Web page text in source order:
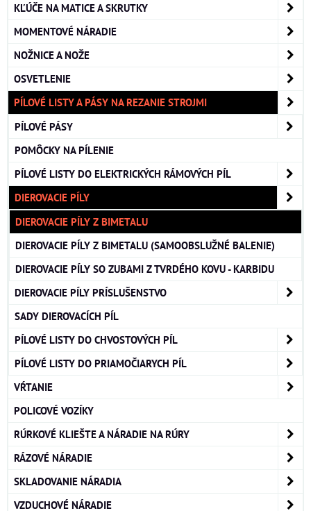
KĽÚČE NA MATICE A SKRUTKY
MOMENTOVÉ NÁRADIE
NOŽNICE A NOŽE
OSVETLENIE
PÍLOVÉ LISTY A PÁSY NA REZANIE STROJMI
PÍLOVÉ PÁSY
POMÔCKY NA PÍLENIE
PÍLOVÉ LISTY DO ELEKTRICKÝCH RÁMOVÝCH PÍL
DIEROVACIE PÍLY
DIEROVACIE PÍLY Z BIMETALU
DIEROVACIE PÍLY Z BIMETALU (SAMOOBSLUŽNÉ BALENIE)
DIEROVACIE PÍLY SO ZUBAMI Z TVRDÉHO KOVU - KARBIDU
DIEROVACIE PÍLY PRÍSLUŠENSTVO
SADY DIEROVACÍCH PÍL
PÍLOVÉ LISTY DO CHVOSTOVÝCH PÍL
PÍLOVÉ LISTY DO PRIAMOČIARYCH PÍL
VŔTANIE
POLICOVÉ VOZÍKY
RÚRKOVÉ KLIEŠTE A NÁRADIE NA RÚRY
RÁZOVÉ NÁRADIE
SKLADOVANIE NÁRADIA
VZDUCHOVÉ NÁRADIE